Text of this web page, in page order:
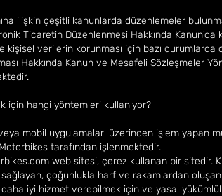
ilişkin çeşitli kanunlarda düzenlemeler
Ticaretin Düzenlenmesi Hakkında
kişisel verilerin korunması için bazı durumlarda
Hakkında Kanun ve Mesafeli Sözleşmeler
için hangi yöntemleri kullanıyor?
mobil uygulamaları üzerinden işlem yapan
tarafından işlenmektedir.
web sitesi, çerez kullanan bir sitedir.
sağlayan, çoğunlukla harf ve rakamlardan oluşan
iyi hizmet verebilmek için ve yasal